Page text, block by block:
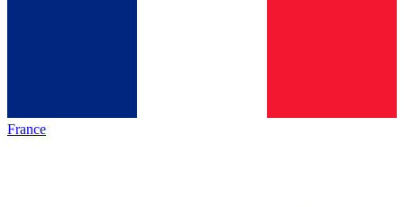
France